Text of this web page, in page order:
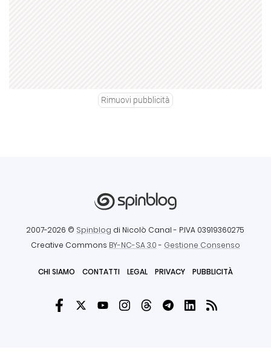
Rimuovi pubblicità
2007-2026 © Spinblog di Nicolò Canal - P.IVA 03919360275
Creative Commons BY-NC-SA 3.0- Gestione Consenso
CHI SIAMO CONTATTI LEGAL PRIVACY PUBBLICITÀ